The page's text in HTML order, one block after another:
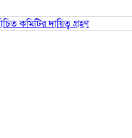
কমিটির দায়িত্ব গ্রহণ